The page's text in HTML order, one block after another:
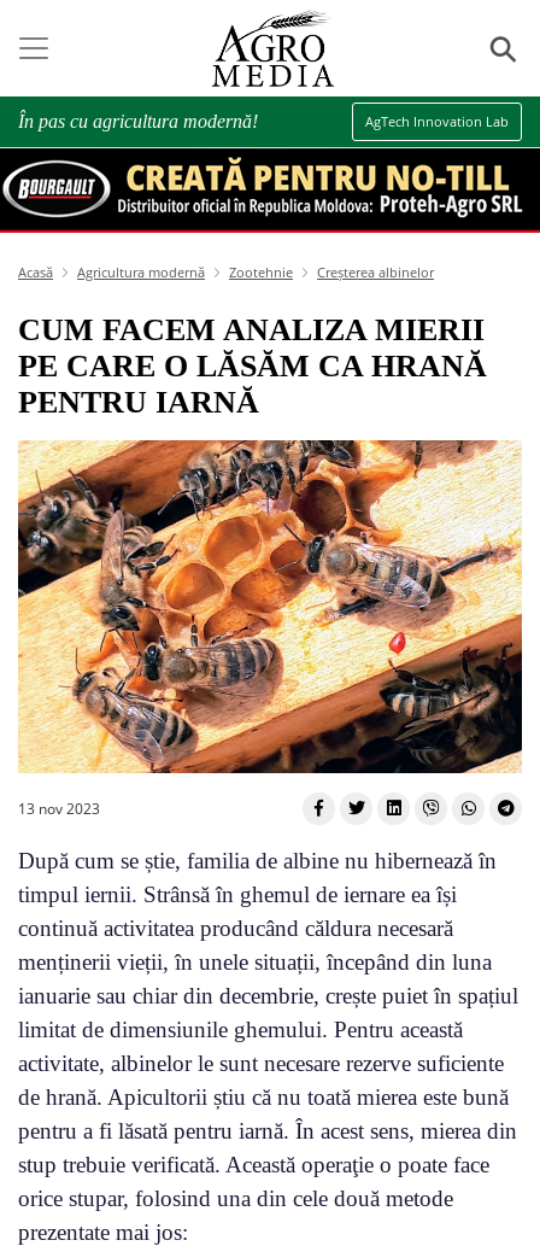
⚲
În pas cu agricultura modernă! AgTech Innovation Lab
Acasă Agricultura modernă Zootehnie Creșterea albinelor
CUM FACEM ANALIZA MIERII
PE CARE O LĂSĂM CA HRANĂ
PENTRU IARNĂ
13 nov 2023
După cum se știe, familia de albine nu hibernează în
timpul iernii. Strânsă în ghemul de iernare ea își
continuă activitatea producând căldura necesară
menținerii vieții, în unele situații, începând din luna
ianuarie sau chiar din decembrie, crește puiet în spațiul
limitat de dimensiunile ghemului. Pentru această
activitate, albinelor le sunt necesare rezerve suficiente
de hrană. Apicultorii știu că nu toată mierea este bună
pentru a fi lăsată pentru iarnă. În acest sens, mierea din
stup trebuie verificată. Această operaţie o poate face
orice stupar, folosind una din cele două metode
prezentate mai jos: